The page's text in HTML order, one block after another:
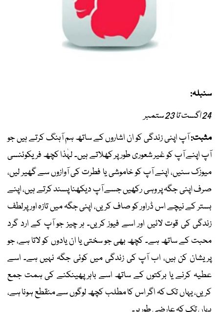
سنبلہ:
24 اگست تا 23 ستمبر
مثبت:آپ اپنی زندگی کو ان اشاروں کے ساتھ ہم آہنگ کرتے ہیں جو
آپ اپنے آپ کو غیر شعوری طور پر کھلاتے ہیں۔ لہٰذا کچھ فریکوئنسی
میوزک سنیں، اپنے آپ کو خاموشی یا فطرت کی آوازوں سے گھیر لیں،
صرف اپنی جگہ پر وہی رکھیں جسے آپ دیکھنا پسند کرتے ہیں، اپنے
بستر کے نیچے اس ڈراور کو صاف کریں، اپنی جگہ میں تازہ اور پرلطف
زندگی کی قوت لائیں اور اسے فیوز کریں۔ ہر چیز جو آپ کے ارد گرد
محبت کے ساتھ ہے۔ کچھ بھی جو سختی یا ان یادوں کو لاتا ہے، جو
پریشان کن ہیں، اب آپ کی زندگی میں کوئی جگہ نہیں ہے۔ اسے
عطیہ کرنے یا برکتوں کے ساتھ اسے باہر پھینکنے کی ہمت جمع
کریں، یہاں تک کہ اگر اس کا مطلب کچھ لوگوں سے منقطع ہونا ہے،